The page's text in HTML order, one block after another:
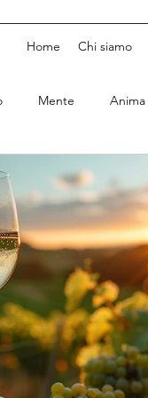
Home Chi siamo
Mente Anima